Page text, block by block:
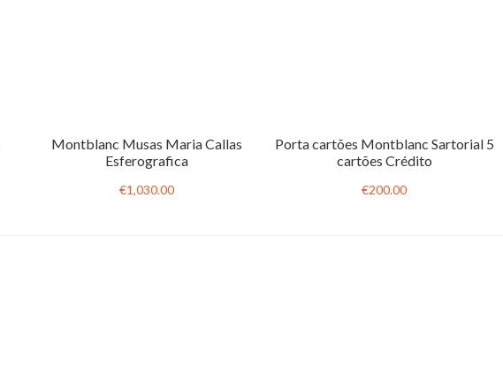
Montblanc Musas Maria Callas
Esferografica
€1,030.00
Porta cartões Montblanc Sartorial 5
cartões Crédito
€200.00